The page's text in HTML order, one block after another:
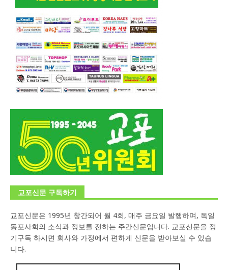
교포신문 구독하기
교포신문은 1995년 창간되어 월 4회, 매주 금요일 발행하며, 독일
동포사회의 소식과 정보를 전하는 주간신문입니다. 교포신문을 정
기구독 하시면 회사와 가정에서 편하게 신문을 받아보실 수 있습
니다.